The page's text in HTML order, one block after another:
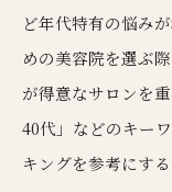
ど年代特有の悩み
めの美容院を選ぶ
が得意なサロンを
40代」などのキー
キングを参考にする